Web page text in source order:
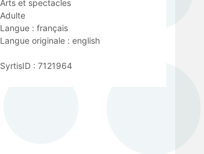
Arts et spectacles
Adulte
Langue : français
Langue originale : english
SyrtisID : 7121964